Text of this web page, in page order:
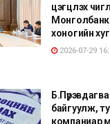
цэгцлэх
хоногийн
2026-07-29
байгуулж,
компаниар